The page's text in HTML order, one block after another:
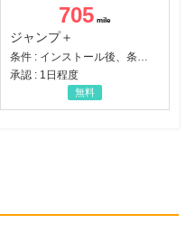
705
ジャンプ＋
承認 : 1日程度
無料